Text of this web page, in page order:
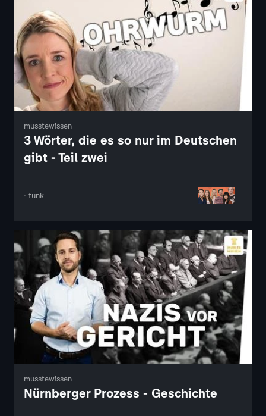
musstewissen
3 Wörter, die es so nur im Deutschen
gibt - Teil zwei
· funk
musstewissen
Nürnberger Prozess - Geschichte